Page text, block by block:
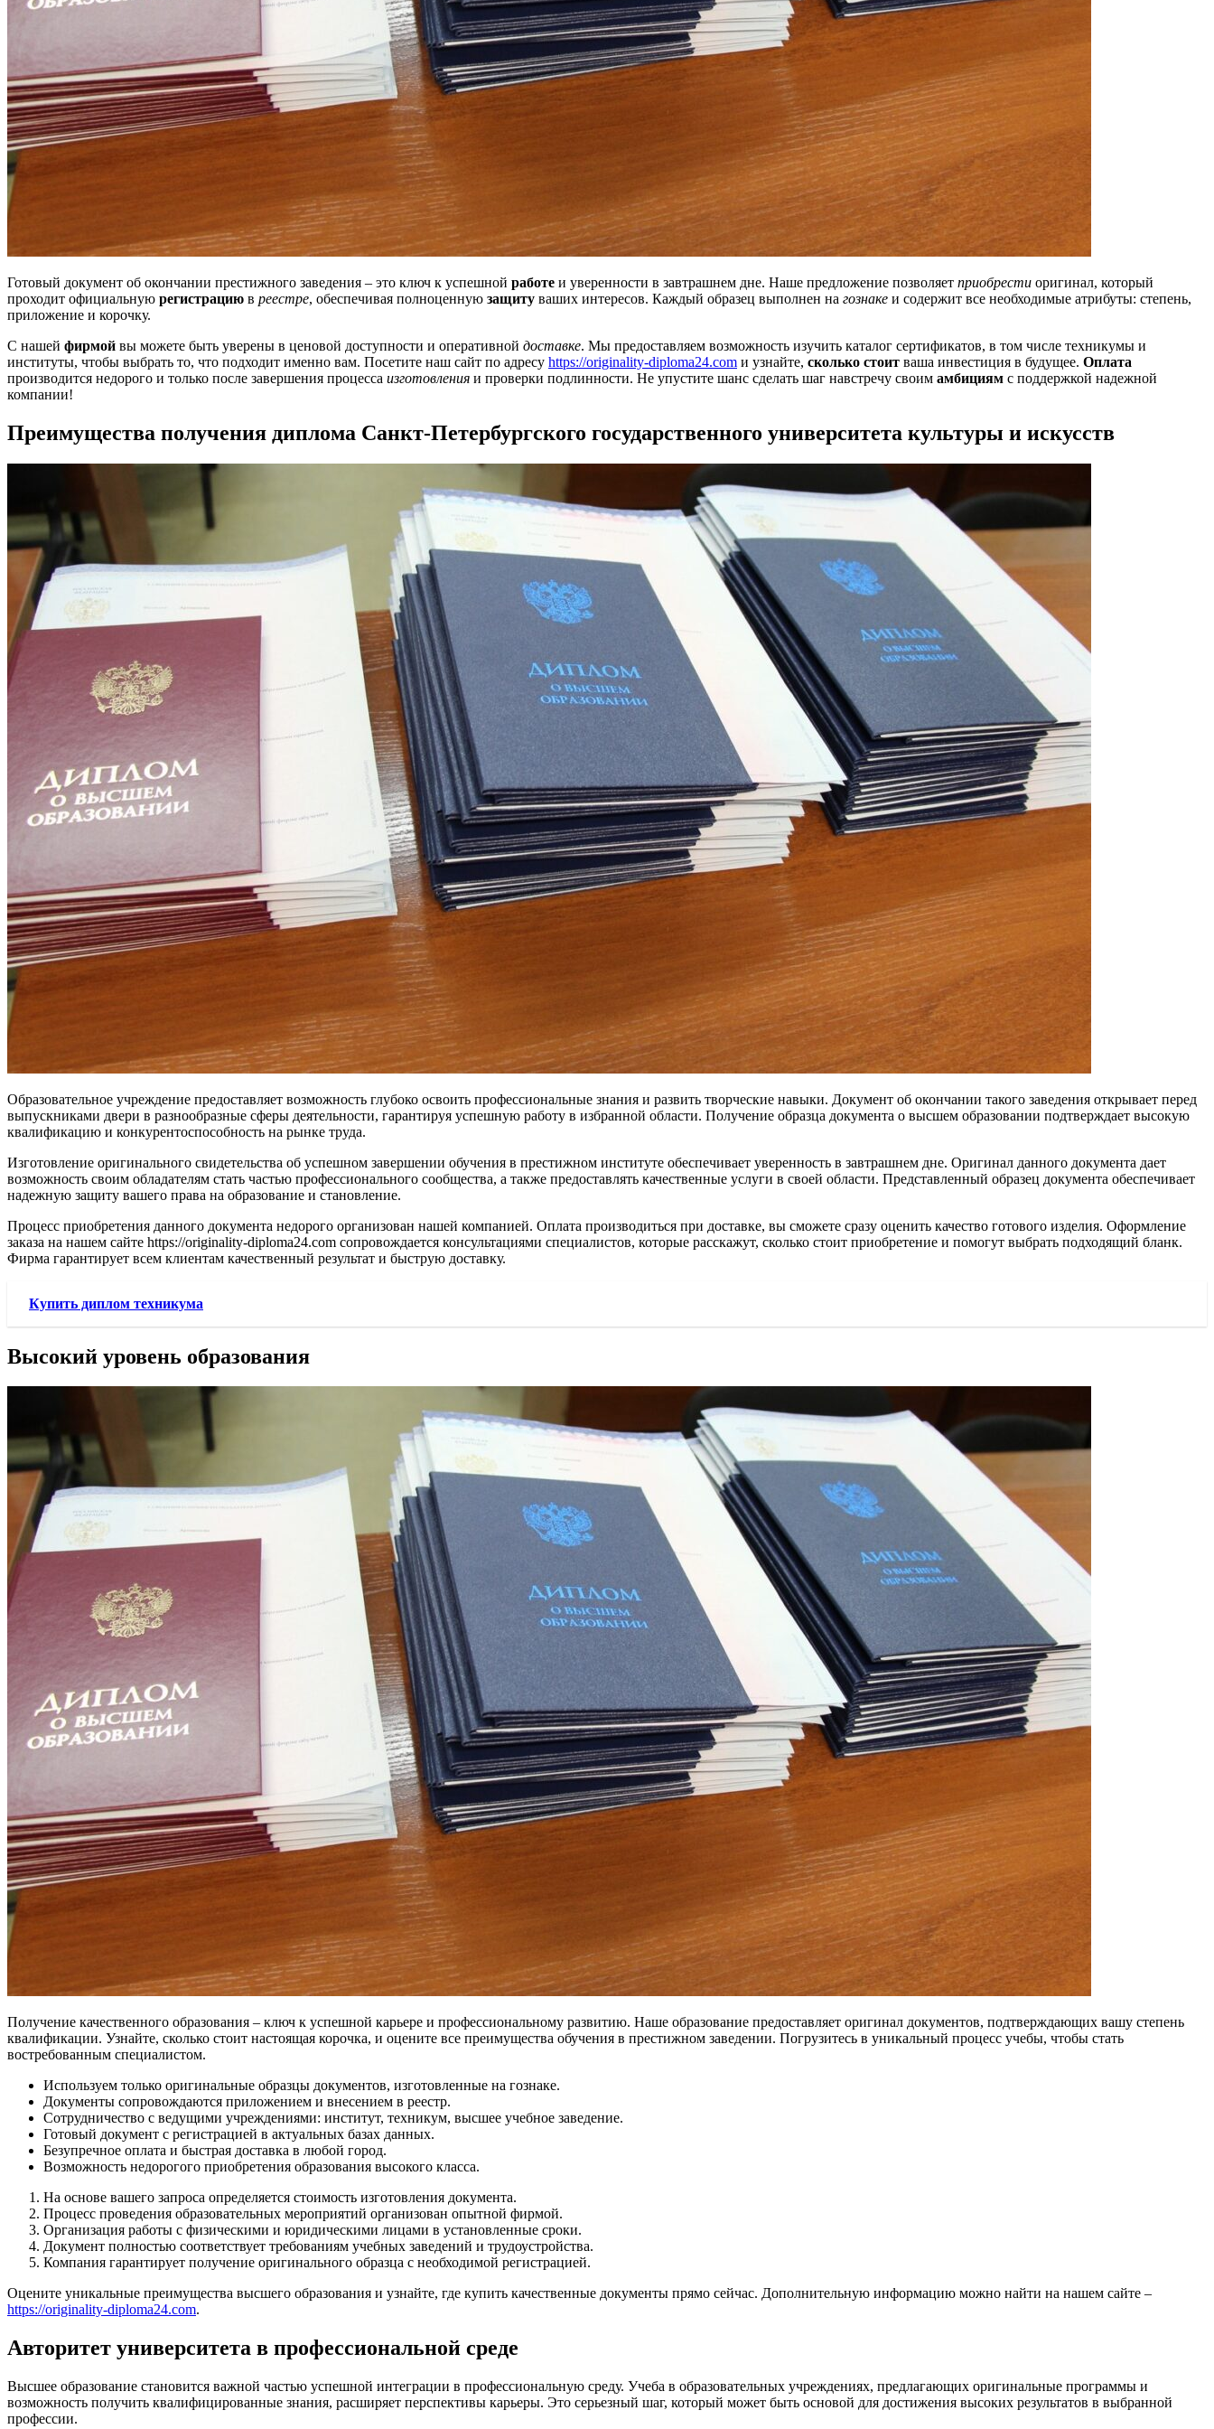
Готовый документ об окончании престижного заведения – это ключ к успешной работе и уверенности в завтрашнем дне. Наше предложение позволяет приобрести оригинал, который
проходит официальную регистрацию в реестре, обеспечивая полноценную защиту ваших интересов. Каждый образец выполнен на гознаке и содержит все необходимые атрибуты: степень,
приложение и корочку.
С нашей фирмой вы можете быть уверены в ценовой доступности и оперативной доставке. Мы предоставляем возможность изучить каталог сертификатов, в том числе техникумы и
институты, чтобы выбрать то, что подходит именно вам. Посетите наш сайт по адресу https://originality-diploma24.com и узнайте, сколько стоит ваша инвестиция в будущее. Оплата
производится недорого и только после завершения процесса изготовления и проверки подлинности. Не упустите шанс сделать шаг навстречу своим амбициям с поддержкой надежной
компании!
Преимущества получения диплома Санкт-Петербургского государственного университета культуры и искусств
Образовательное учреждение предоставляет возможность глубоко освоить профессиональные знания и развить творческие навыки. Документ об окончании такого заведения открывает перед
выпускниками двери в разнообразные сферы деятельности, гарантируя успешную работу в избранной области. Получение образца документа о высшем образовании подтверждает высокую
квалификацию и конкурентоспособность на рынке труда.
Изготовление оригинального свидетельства об успешном завершении обучения в престижном институте обеспечивает уверенность в завтрашнем дне. Оригинал данного документа дает
возможность своим обладателям стать частью профессионального сообщества, а также предоставлять качественные услуги в своей области. Представленный образец документа обеспечивает
надежную защиту вашего права на образование и становление.
Процесс приобретения данного документа недорого организован нашей компанией. Оплата производиться при доставке, вы сможете сразу оценить качество готового изделия. Оформление
заказа на нашем сайте https://originality-diploma24.com сопровождается консультациями специалистов, которые расскажут, сколько стоит приобретение и помогут выбрать подходящий бланк.
Фирма гарантирует всем клиентам качественный результат и быструю доставку.
Купить диплом техникума
Высокий уровень образования
Получение качественного образования – ключ к успешной карьере и профессиональному развитию. Наше образование предоставляет оригинал документов, подтверждающих вашу степень
квалификации. Узнайте, сколько стоит настоящая корочка, и оцените все преимущества обучения в престижном заведении. Погрузитесь в уникальный процесс учебы, чтобы стать
востребованным специалистом.
Используем только оригинальные образцы документов, изготовленные на гознаке.
Документы сопровождаются приложением и внесением в реестр.
Сотрудничество с ведущими учреждениями: институт, техникум, высшее учебное заведение.
Готовый документ с регистрацией в актуальных базах данных.
Безупречное оплата и быстрая доставка в любой город.
Возможность недорогого приобретения образования высокого класса.
На основе вашего запроса определяется стоимость изготовления документа.
Процесс проведения образовательных мероприятий организован опытной фирмой.
Организация работы с физическими и юридическими лицами в установленные сроки.
Документ полностью соответствует требованиям учебных заведений и трудоустройства.
Компания гарантирует получение оригинального образца с необходимой регистрацией.
Оцените уникальные преимущества высшего образования и узнайте, где купить качественные документы прямо сейчас. Дополнительную информацию можно найти на нашем сайте –
https://originality-diploma24.com.
Авторитет университета в профессиональной среде
Высшее образование становится важной частью успешной интеграции в профессиональную среду. Учеба в образовательных учреждениях, предлагающих оригинальные программы и
возможность получить квалифицированные знания, расширяет перспективы карьеры. Это серьезный шаг, который может быть основой для достижения высоких результатов в выбранной
профессии.